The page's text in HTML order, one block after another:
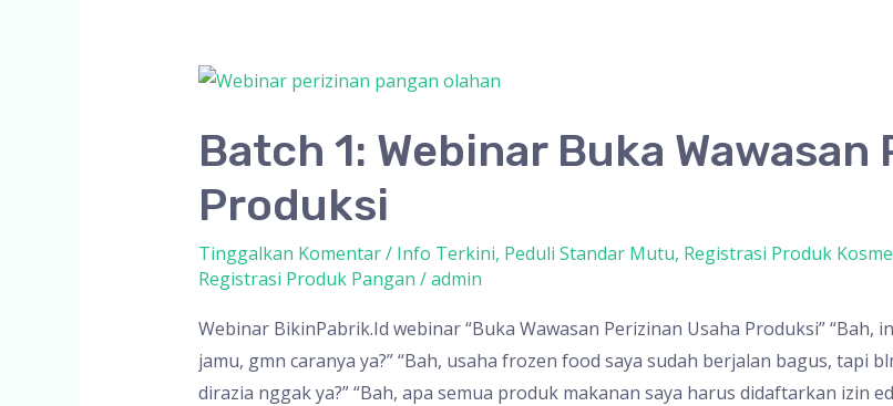
Batch#2
2022
Batch 1: Webinar Buka Wawasan
Produksi
Tinggalkan Komentar/ Info Terkini, Peduli Standar Mutu, Registrasi Produk
Registrasi Produk Pangan /admin
Webinar BikinPabrik.Id webinar “Buka Wawasan Perizinan Usaha Produksi” “Bah,
jamu, gmn caranya ya?” “Bah, usaha frozen food saya sudah berjalan bagus, tapi
dirazia nggak ya?” “Bah, apa semua produk makanan saya harus didaftarkan izin